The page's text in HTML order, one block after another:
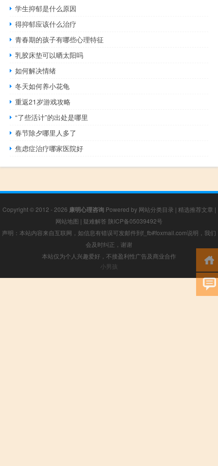
学生抑郁是什么原因
得抑郁应该什么治疗
青春期的孩子有哪些心理特征
乳胶床垫可以晒太阳吗
如何解决情绪
冬天如何养小花龟
重返21岁游戏攻略
“了些活计”的出处是哪里
春节除夕哪里人多了
焦虑症治疗哪家医院好
Copyright © 2012 - 2026 康明心理咨询Powered by 网站分类目录 | 精选推荐文章 |
网站地图 | 疑难解答 陕ICP备05039492号
声明：本站内容来自互联网，如信息有错误可发邮件到f_fb#foxmail.com说明，我们
会及时纠正，谢谢
本站仅为个人兴趣爱好，不接盈利性广告及商业合作
小男孩